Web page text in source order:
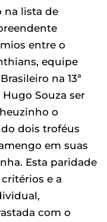
na lista de
entre o
equipe
na 13ª
Souza ser
o
dois troféus
em suas
Esta paridade
e a
com o